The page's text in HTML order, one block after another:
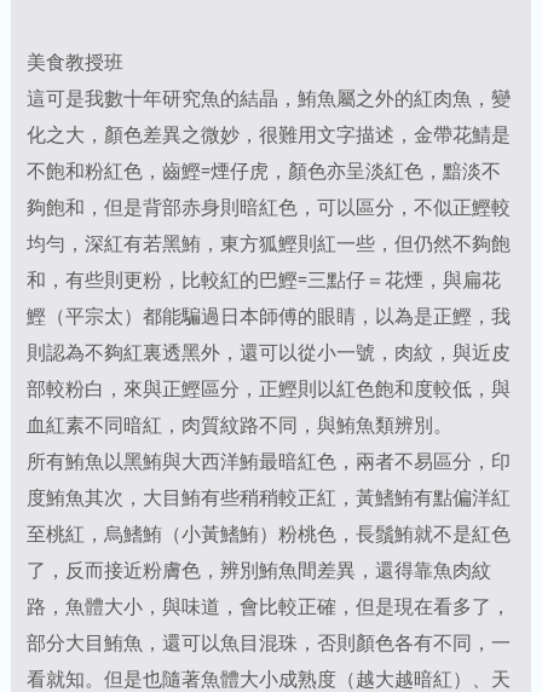
美食教授班
這可是我數十年研究魚的結晶，鮪魚屬之外的紅肉魚，變
化之大，顏色差異之微妙，很難用文字描述，金帶花鯖是
不飽和粉紅色，齒鰹=煙仔虎，顏色亦呈淡紅色，黯淡不
夠飽和，但是背部赤身則暗紅色，可以區分，不似正鰹較
均勻，深紅有若黑鮪，東方狐鰹則紅一些，但仍然不夠飽
和，有些則更粉，比較紅的巴鰹=三點仔＝花煙，與扁花
鰹（平宗太）都能騙過日本師傅的眼睛，以為是正鰹，我
則認為不夠紅裏透黑外，還可以從小一號，肉紋，與近皮
部較粉白，來與正鰹區分，正鰹則以紅色飽和度較低，與
血紅素不同暗紅，肉質紋路不同，與鮪魚類辨別。
所有鮪魚以黑鮪與大西洋鮪最暗紅色，兩者不易區分，印
度鮪魚其次，大目鮪有些稍稍較正紅，黃鰭鮪有點偏洋紅
至桃紅，烏鰭鮪（小黃鰭鮪）粉桃色，長鬚鮪就不是紅色
了，反而接近粉膚色，辨別鮪魚間差異，還得靠魚肉紋
路，魚體大小，與味道，會比較正確，但是現在看多了，
部分大目鮪魚，還可以魚目混珠，否則顏色各有不同，一
看就知。但是也隨著魚體大小成熟度（越大越暗紅）、天